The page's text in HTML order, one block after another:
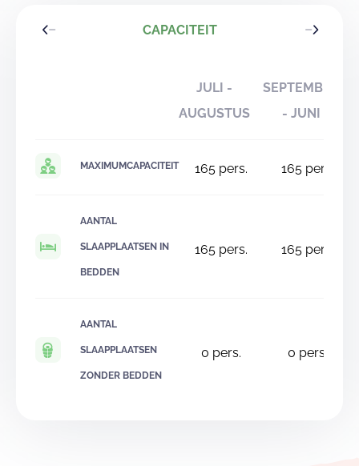
CAPACITEIT
JULI -
AUGUSTUS
SEPTEMBER
- JUNI
MAXIMUMCAPACITEIT 165pers. 165 pers.
AANTAL
SLAAPPLAATSEN IN
BEDDEN
165pers. 165 pers.
AANTAL
SLAAPPLAATSEN
ZONDER BEDDEN
0 pers. 0 pers.